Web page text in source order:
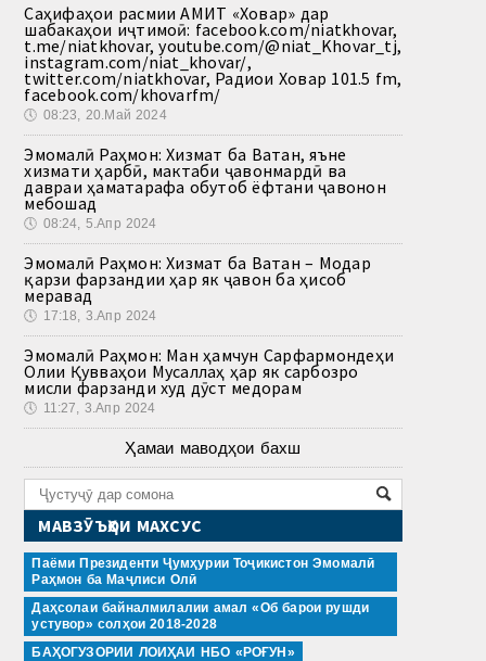
Саҳифаҳои расмии АМИТ «Ховар» дар
шабакаҳои иҷтимоӣ: facebook.com/niatkhovar,
t.me/niatkhovar, youtube.com/@niat_Khovar_tj,
instagram.com/niat_khovar/,
twitter.com/niatkhovar, Радиои Ховар 101.5 fm,
facebook.com/khovarfm/
🕔 08:23, 20.Май 2024
Эмомалӣ Раҳмон: Хизмат ба Ватан, яъне
хизмати ҳарбӣ, мактаби ҷавонмардӣ ва
давраи ҳаматарафа обутоб ёфтани ҷавонон
мебошад
🕔 08:24, 5.Апр 2024
Эмомалӣ Раҳмон: Хизмат ба Ватан – Модар
қарзи фарзандии ҳар як ҷавон ба ҳисоб
меравад
🕔 17:18, 3.Апр 2024
Эмомалӣ Раҳмон: Ман ҳамчун Сарфармондеҳи
Олии Қувваҳои Мусаллаҳ ҳар як сарбозро
мисли фарзанди худ дӯст медорам
🕔 11:27, 3.Апр 2024
Ҳамаи маводҳои бахш
МАВЗӮЪҲОИ МАХСУС
Паёми Президенти Ҷумҳурии Тоҷикистон Эмомалӣ
Раҳмон ба Маҷлиси Олӣ
Даҳсолаи байналмилалии амал «Об барои рушди
устувор» солҳои 2018-2028
БАҲОГУЗОРИИ ЛОИҲАИ НБО «РОҒУН»